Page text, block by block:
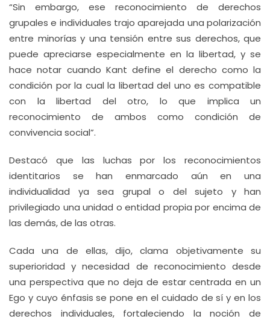
“Sin embargo, ese reconocimiento de derechos
grupales e individuales trajo aparejada una polarización
entre minorías y una tensión entre sus derechos, que
puede apreciarse especialmente en la libertad, y se
hace notar cuando Kant define el derecho como la
condición por la cual la libertad del uno es compatible
con la libertad del otro, lo que implica un
reconocimiento de ambos como condición de
convivencia social”.
Destacó que las luchas por los reconocimientos
identitarios se han enmarcado aún en una
individualidad ya sea grupal o del sujeto y han
privilegiado una unidad o entidad propia por encima de
las demás, de las otras.
Cada una de ellas, dijo, clama objetivamente su
superioridad y necesidad de reconocimiento desde
una perspectiva que no deja de estar centrada en un
Ego y cuyo énfasis se pone en el cuidado de sí y en los
derechos individuales, fortaleciendo la noción de